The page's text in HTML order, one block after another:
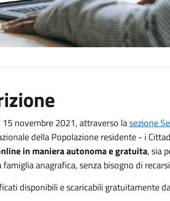
15 novembre 2021, attraverso lasezione
della Popolazione residente - i
in maniera autonoma e gratuita, sia
famiglia anagrafica, senza bisogno di
disponibili e scaricabili gratuitamente